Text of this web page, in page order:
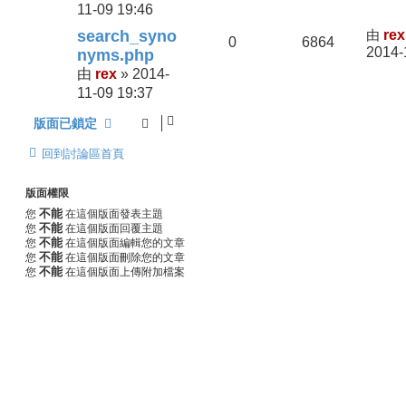
11-09 19:46
search_syno
nyms.php
由 rex » 2014-
11-09 19:37
0 6864 由 rex
2014-
版面已鎖定
回到討論區首頁
版面權限
您 不能 在這個版面發表主題
您 不能 在這個版面回覆主題
您 不能 在這個版面編輯您的文章
您 不能 在這個版面刪除您的文章
您 不能 在這個版面上傳附加檔案